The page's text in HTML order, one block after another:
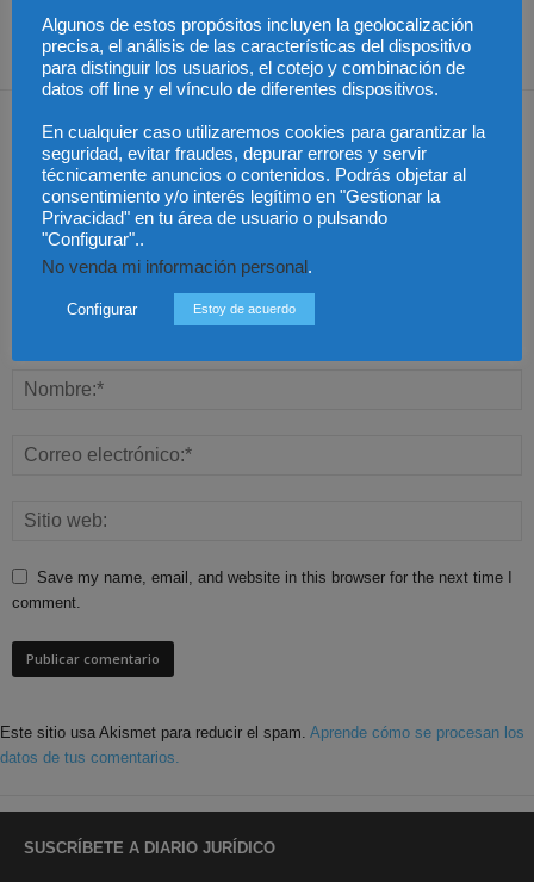
Save my name, email, and website in this browser for the next time I
comment.
Este sitio usa Akismet para reducir el spam. Aprende cómo se procesan los
datos de tus comentarios.
SUSCRÍBETE A DIARIO JURÍDICO
Algunos de estos propósitos incluyen la geolocalización
precisa, el análisis de las características del dispositivo
para distinguir los usuarios, el cotejo y combinación de
datos off line y el vínculo de diferentes dispositivos.
En cualquier caso utilizaremos cookies para garantizar la
seguridad, evitar fraudes, depurar errores y servir
técnicamente anuncios o contenidos. Podrás objetar al
consentimiento y/o interés legítimo en "Gestionar la
Privacidad" en tu área de usuario o pulsando
"Configurar"..
No venda mi información personal.
Configurar Estoy de acuerdo